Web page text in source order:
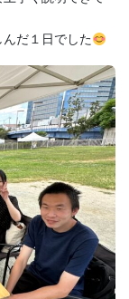
だ１日でした